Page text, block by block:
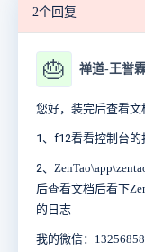
2个回复
🎂 禅道-王誉
您好，装完后查看文
1、f12看看控制台的
2、
后查看文档后看下
的日志
我的微信：